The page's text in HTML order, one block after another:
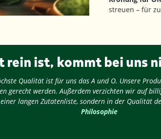
streuen – für
rein ist, kommt bei uns
Qualität ist für uns das A und O. Unsere
gerecht werden. Außerdem verzichten wir auf
langen Zutatenliste, sondern in der Qualität
Philosophie